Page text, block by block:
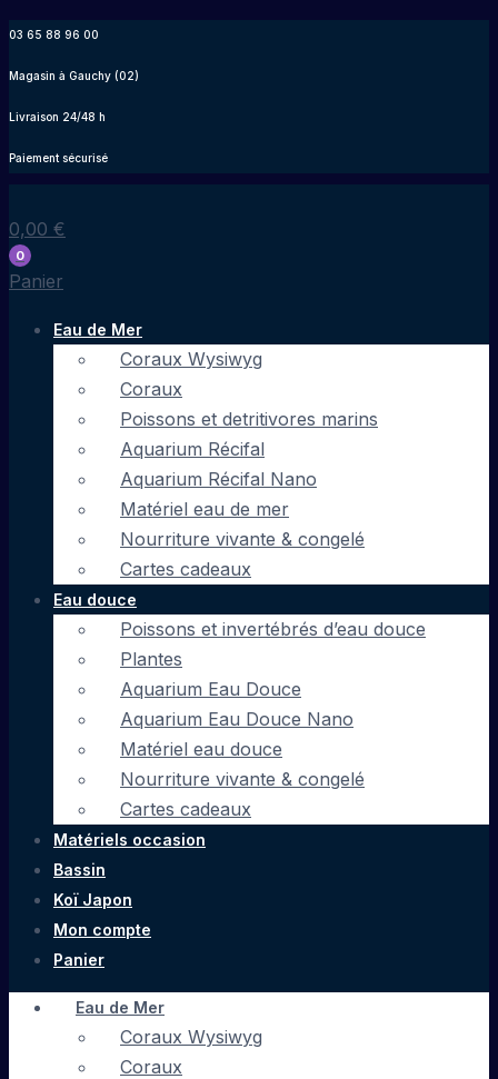
contenu
03 65 88 96 00
Magasin à Gauchy (02)
Livraison 24/48 h
Paiement sécurisé
0,00 €
0
Panier
Eau de Mer
Coraux Wysiwyg
Coraux
Poissons et detritivores marins
Aquarium Récifal
Aquarium Récifal Nano
Matériel eau de mer
Nourriture vivante & congelé
Cartes cadeaux
Eau douce
Poissons et invertébrés d’eau douce
Plantes
Aquarium Eau Douce
Aquarium Eau Douce Nano
Matériel eau douce
Nourriture vivante & congelé
Cartes cadeaux
Matériels occasion
Bassin
Koï Japon
Mon compte
Panier
Eau de Mer
Coraux Wysiwyg
Coraux